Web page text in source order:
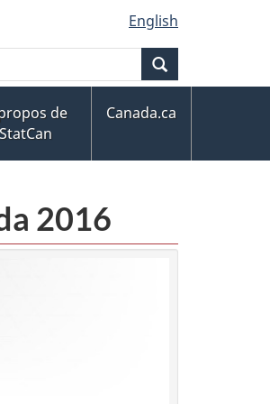
English
de
StatCan
Canada.ca
2016